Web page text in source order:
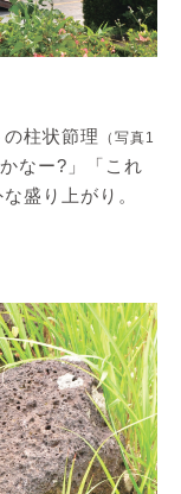
の柱状節理
（写真1
なー?」「これ
盛り上がり。